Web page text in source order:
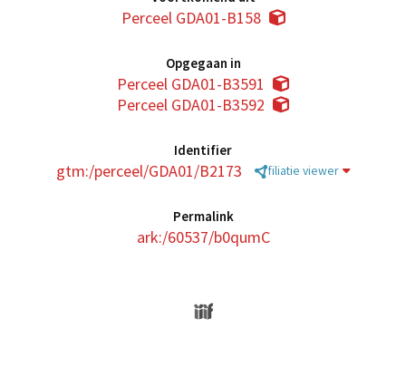
Perceel GDA01-B158
Opgegaan in
Perceel GDA01-B3591
Perceel GDA01-B3592
Identifier
gtm:/perceel/GDA01/B2173 filiatie viewer
Permalink
ark:/60537/b0qumC